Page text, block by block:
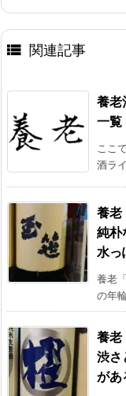
 関連記事
養老
一覧
ここ
酒ラ
養老
純朴
水っ
養老
の年
養老
渋さ
があ